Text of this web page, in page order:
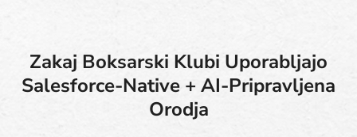
Zakaj Boksarski Klubi Uporabljajo
Salesforce-Native + AI-Pripravljena
Orodja